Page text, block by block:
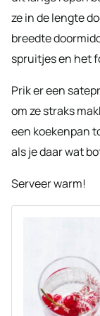
ze in de lengte
breedte
spruitjes en het
Prik er een
om ze straks
een koekenpan
als je daar wat
Serveer warm!